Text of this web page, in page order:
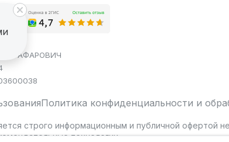
ЯГАФАРОВИЧ
Политика конфиденциальности и
строго информационным и публичной офертой
технологии.